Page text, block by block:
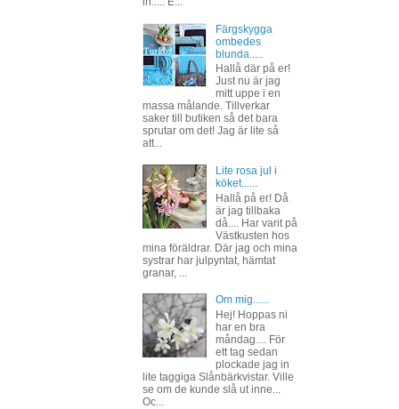
Färgskygga
ombedes
blunda.....
Hallå där på er!
Just nu är jag
mitt uppe i en
massa målande. Tillverkar
saker till butiken så det bara
sprutar om det! Jag är lite så
att...
Lite rosa jul i
köket......
Hallå på er! Då
är jag tillbaka
då.... Har varit på
Västkusten hos
mina föräldrar. Där jag och mina
systrar har julpyntat, hämtat
granar, ...
Om mig......
Hej! Hoppas ni
har en bra
måndag.... För
ett tag sedan
plockade jag in
lite taggiga Slånbärkvistar. Ville
se om de kunde slå ut inne...
Oc...